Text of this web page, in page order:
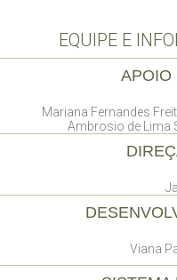
EQUIPE E
APOIO
Mariana Fernandes
Ambrosio de Lima
Viana